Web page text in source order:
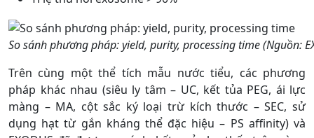
So sánh phương pháp: yield, purity, processing time (Nguồn:
Trên cùng một thể tích mẫu nước tiểu, các phương
pháp khác nhau (siêu ly tâm – UC, kết tủa PEG, ái lực
màng – MA, cột sắc ký loại trừ kích thước – SEC, sử
dụng hạt từ gắn kháng thể đặc hiệu – PS affinity) và